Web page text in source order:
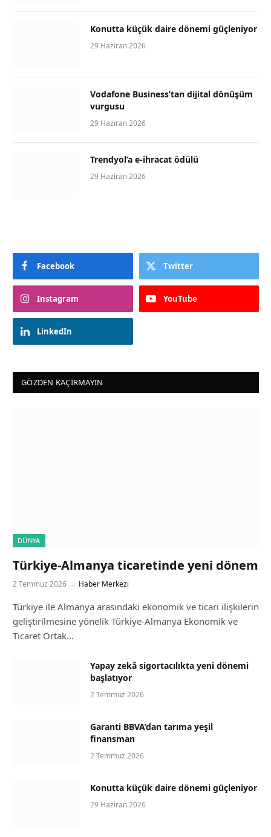
Konutta küçük daire dönemi güçleniyor
29 Haziran 2026
Vodafone Business’tan dijital dönüşüm
vurgusu
29 Haziran 2026
Trendyol’a e-ihracat ödülü
29 Haziran 2026
Facebook Twitter
Instagram YouTube
LinkedIn
GÖZDEN KAÇIRMAYIN
DÜNYA
Türkiye-Almanya ticaretinde yeni dönem
2 Temmuz 2026 Haber Merkezi
Türkiye ile Almanya arasındaki ekonomik ve ticari ilişkilerin
geliştirilmesine yönelik Türkiye-Almanya Ekonomik ve
Ticaret Ortak…
Yapay zekâ sigortacılıkta yeni dönemi
başlatıyor
2 Temmuz 2026
Garanti BBVA’dan tarıma yeşil
finansman
2 Temmuz 2026
Konutta küçük daire dönemi güçleniyor
29 Haziran 2026